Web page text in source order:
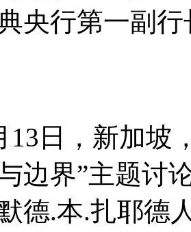
央行第一副
13日，新加坡
边界”主题讨
德.本.扎耶德